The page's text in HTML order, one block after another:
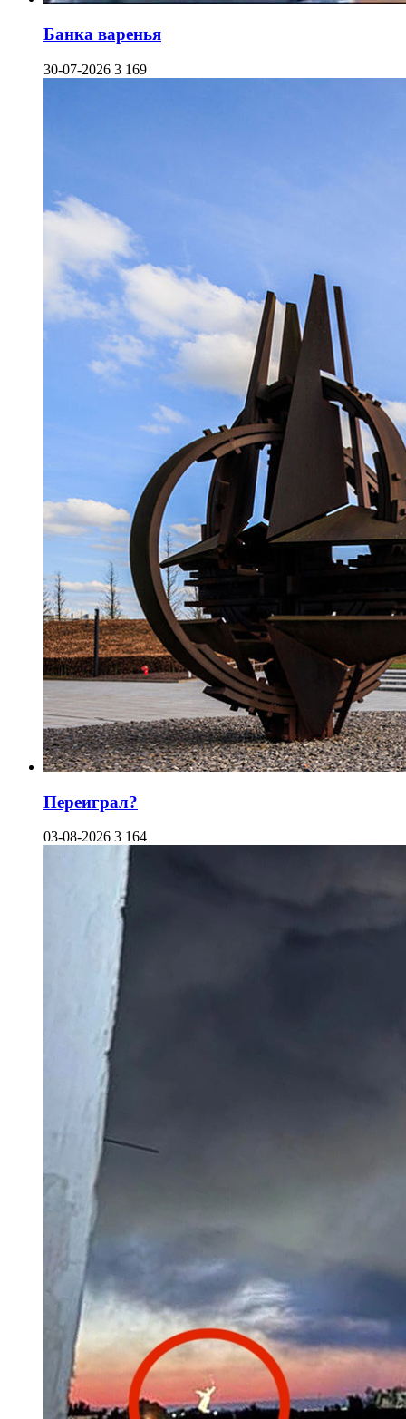
Банка варенья
30-07-2026 3 169
Переиграл?
03-08-2026 3 164